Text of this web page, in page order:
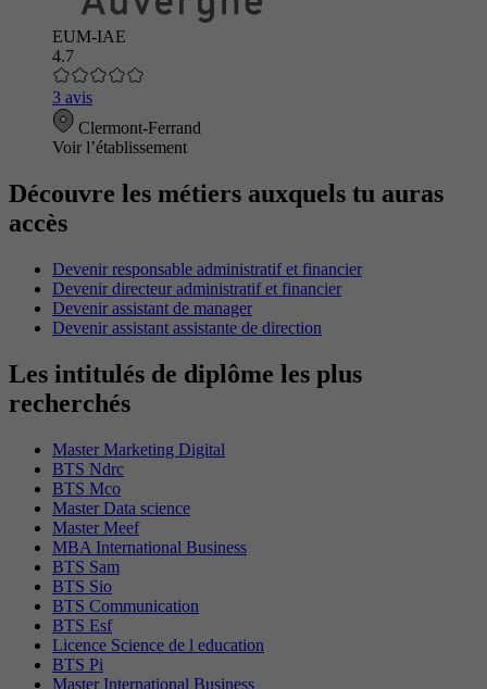
EUM-IAE
4.7
3 avis
Clermont-Ferrand
Voir l’établissement
Découvre les métiers auxquels tu auras
accès
Devenir responsable administratif et financier
Devenir directeur administratif et financier
Devenir assistant de manager
Devenir assistant assistante de direction
Les intitulés de diplôme les plus
recherchés
Master Marketing Digital
BTS Ndrc
BTS Mco
Master Data science
Master Meef
MBA International Business
BTS Sam
BTS Sio
BTS Communication
BTS Esf
Licence Science de l education
BTS Pi
Master International Business